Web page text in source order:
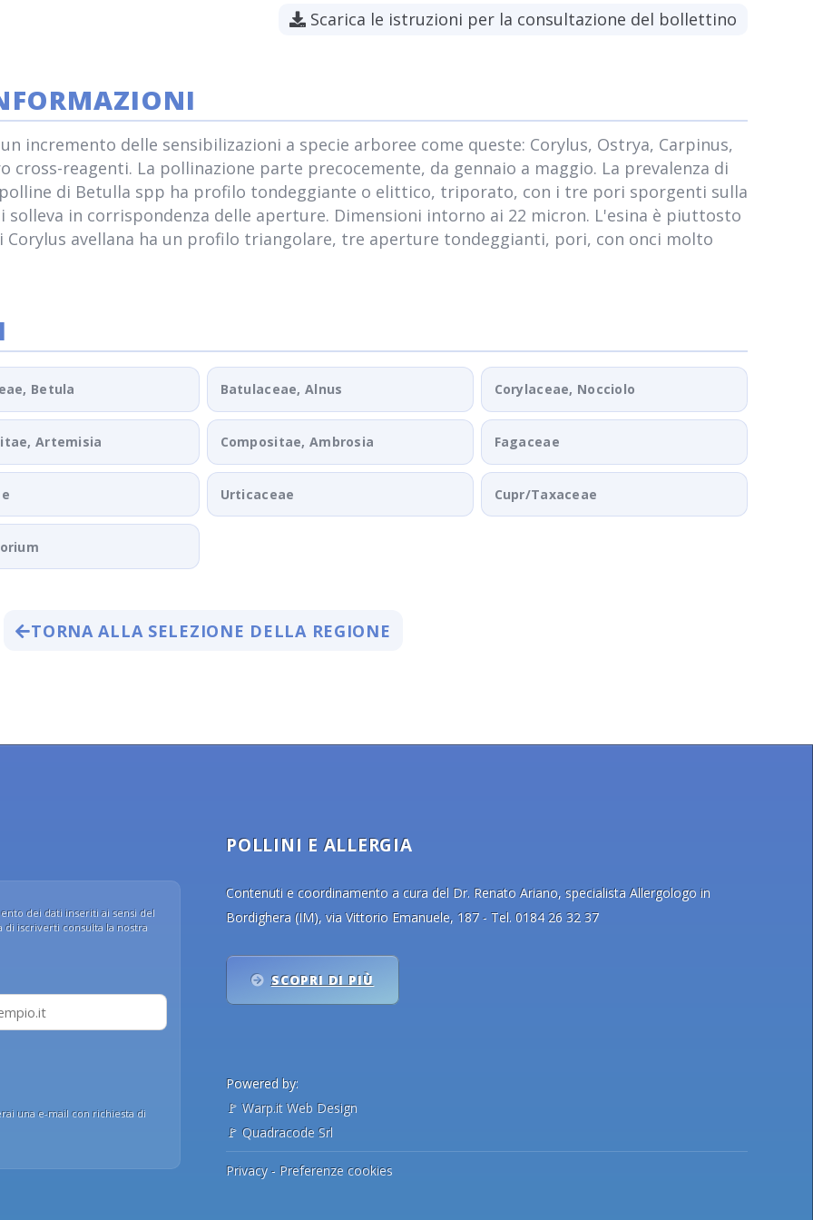
Scarica le istruzioni per la consultazione del bollettino
incremento delle sensibilizazioni a specie arboree come queste: Corylus, Ostrya, Carpinus,
cross-reagenti. La pollinazione parte precocemente, da gennaio a maggio. La prevalenza di
di Betulla spp ha profilo tondeggiante o elittico, triporato, con i tre pori sporgenti sulla
solleva in corrispondenza delle aperture. Dimensioni intorno ai 22 micron. L'esina è piuttosto
avellana ha un profilo triangolare, tre aperture tondeggianti, pori, con onci molto
Betula Batulaceae, Alnus Corylaceae, Nocciolo
Artemisia Compositae, Ambrosia Fagaceae
Urticaceae Cupr/Taxaceae
TORNA ALLA SELEZIONE DELLA REGIONE
dei dati inseriti ai sensi del
di iscriverti consulta la nostra
una e-mail con richiesta di
POLLINI E ALLERGIA
Contenuti e coordinamento a cura del Dr. Renato Ariano, specialista Allergologo in
Bordighera (IM), via Vittorio Emanuele, 187 - Tel. 0184 26 32 37
SCOPRI DI PIÙ
Powered by:
🚩Warp.it Web Design
🚩 Quadracode Srl
Privacy - Preferenze cookies